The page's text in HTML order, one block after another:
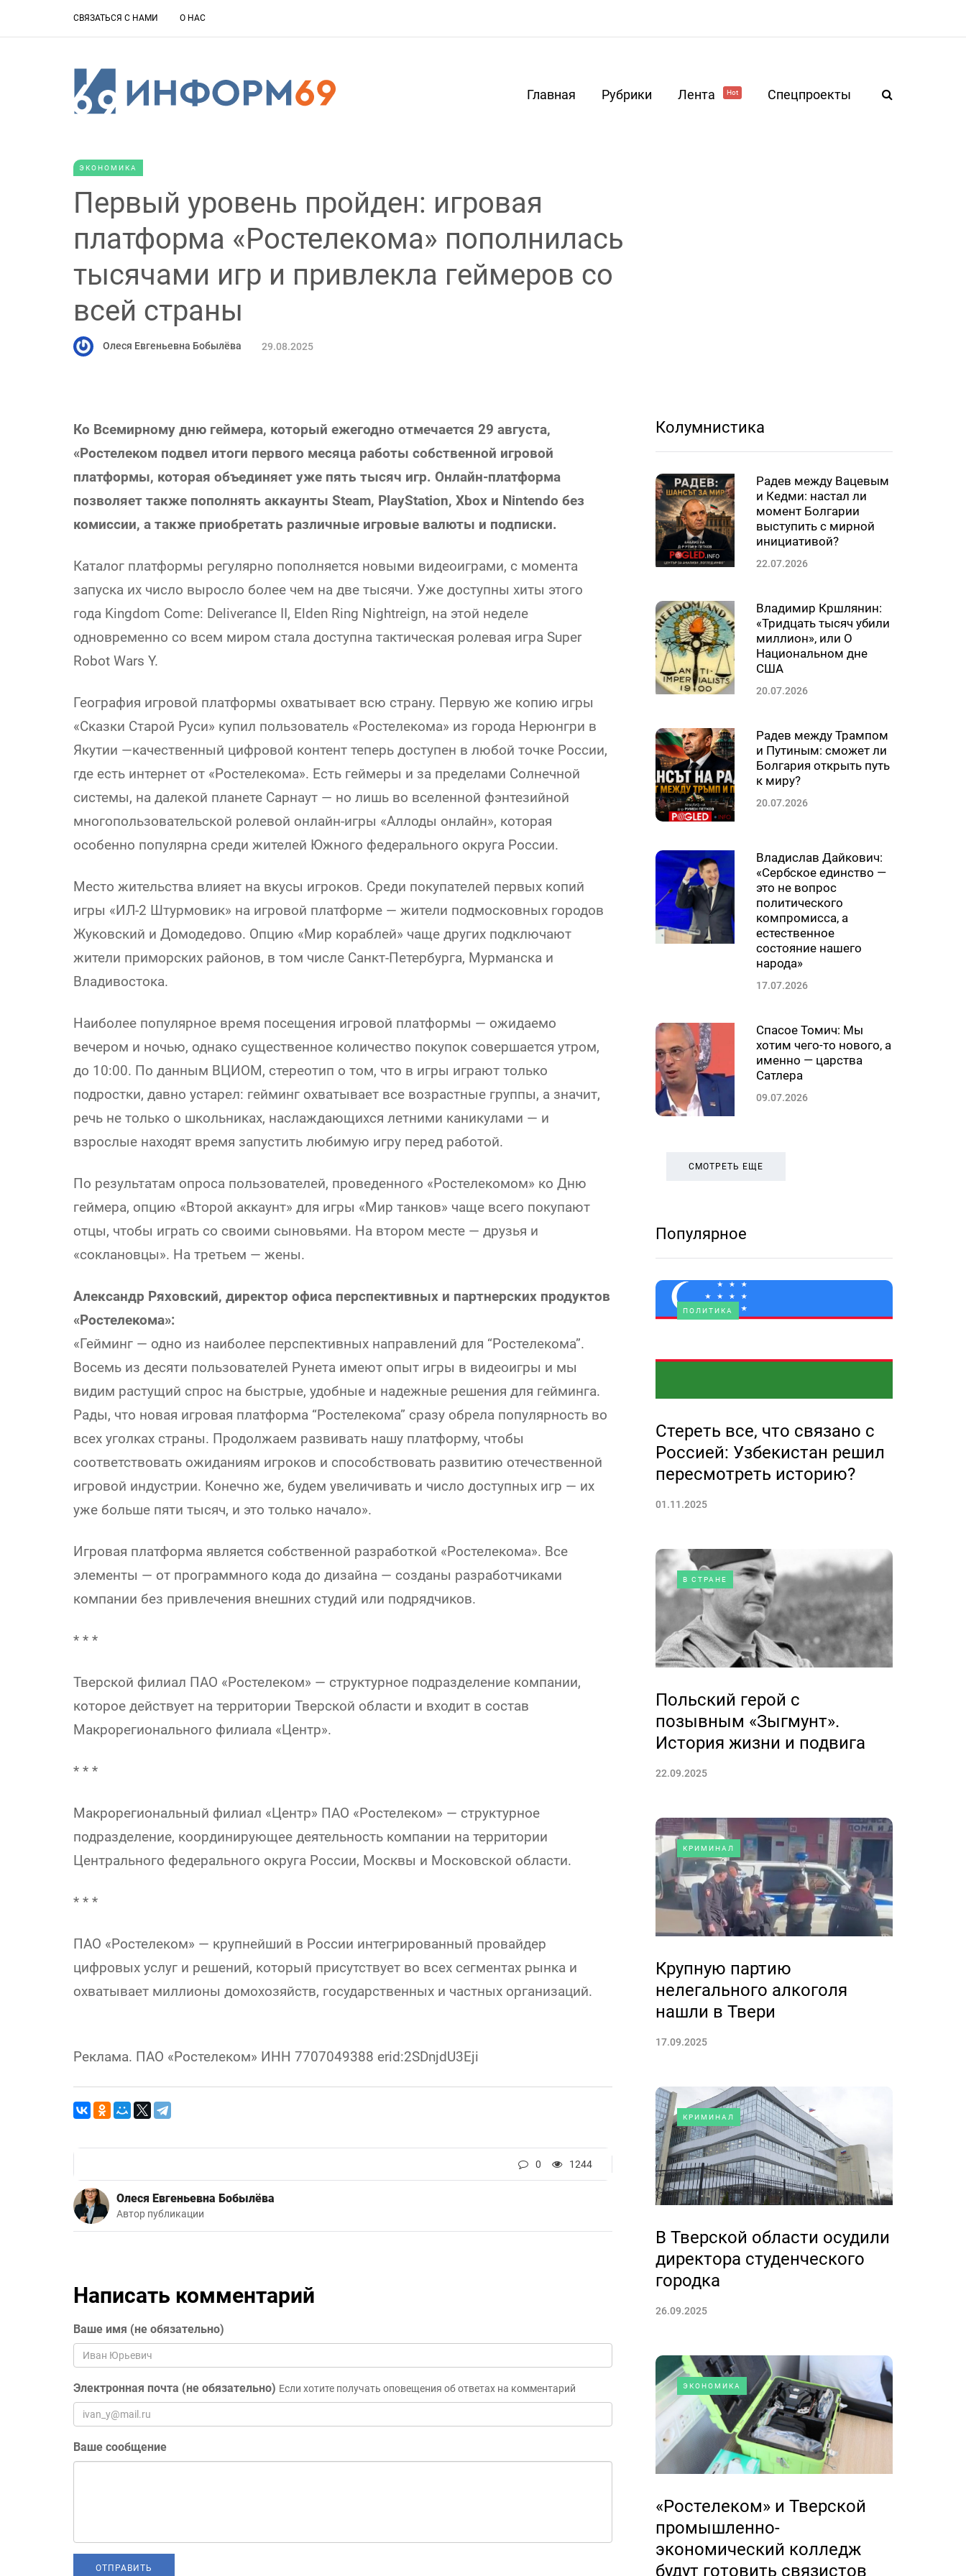
СВЯЗАТЬСЯ С НАМИ О НАС
Главная Рубрики Лента Hot Спецпроекты
ЭКОНОМИКА
Первый уровень пройден: игровая
платформа «Ростелекома» пополнилась
тысячами игр и привлекла геймеров со
всей страны
Олеся Евгеньевна Бобылёва 29.08.2025
Ко Всемирному дню геймера, который ежегодно отмечается 29 августа,
«Ростелеком подвел итоги первого месяца работы собственной игровой
платформы, которая объединяет уже пять тысяч игр. Онлайн-платформа
позволяет также пополнять аккаунты Steam, PlayStation, Xbox и Nintendo без
комиссии, а также приобретать различные игровые валюты и подписки.
Каталог платформы регулярно пополняется новыми видеоиграми, с момента
запуска их число выросло более чем на две тысячи. Уже доступны хиты этого
года Kingdom Come: Deliverance II, Elden Ring Nightreign, на этой неделе
одновременно со всем миром стала доступна тактическая ролевая игра Super
Robot Wars Y.
География игровой платформы охватывает всю страну. Первую же копию игры
«Сказки Старой Руси» купил пользователь «Ростелекома» из города Нерюнгри в
Якутии —качественный цифровой контент теперь доступен в любой точке России,
где есть интернет от «Ростелекома». Есть геймеры и за пределами Солнечной
системы, на далекой планете Сарнаут — но лишь во вселенной фэнтезийной
многопользовательской ролевой онлайн-игры «Аллоды онлайн», которая
особенно популярна среди жителей Южного федерального округа России.
Место жительства влияет на вкусы игроков. Среди покупателей первых копий
игры «ИЛ-2 Штурмовик» на игровой платформе — жители подмосковных городов
Жуковский и Домодедово. Опцию «Мир кораблей» чаще других подключают
жители приморских районов, в том числе Санкт-Петербурга, Мурманска и
Владивостока.
Наиболее популярное время посещения игровой платформы — ожидаемо
вечером и ночью, однако существенное количество покупок совершается утром,
до 10:00. По данным ВЦИОМ, стереотип о том, что в игры играют только
подростки, давно устарел: гейминг охватывает все возрастные группы, а значит,
речь не только о школьниках, наслаждающихся летними каникулами — и
взрослые находят время запустить любимую игру перед работой.
По результатам опроса пользователей, проведенного «Ростелекомом» ко Дню
геймера, опцию «Второй аккаунт» для игры «Мир танков» чаще всего покупают
отцы, чтобы играть со своими сыновьями. На втором месте — друзья и
«соклановцы». На третьем — жены.
Александр Ряховский, директор офиса перспективных и партнерских продуктов
«Ростелекома»:
«Гейминг — одно из наиболее перспективных направлений для “Ростелекома”.
Восемь из десяти пользователей Рунета имеют опыт игры в видеоигры и мы
видим растущий спрос на быстрые, удобные и надежные решения для гейминга.
Рады, что новая игровая платформа “Ростелекома” сразу обрела популярность во
всех уголках страны. Продолжаем развивать нашу платформу, чтобы
соответствовать ожиданиям игроков и способствовать развитию отечественной
игровой индустрии. Конечно же, будем увеличивать и число доступных игр — их
уже больше пяти тысяч, и это только начало».
Игровая платформа является собственной разработкой «Ростелекома». Все
элементы — от программного кода до дизайна — созданы разработчиками
компании без привлечения внешних студий или подрядчиков.
* * *
Тверской филиал ПАО «Ростелеком» — структурное подразделение компании,
которое действует на территории Тверской области и входит в состав
Макрорегионального филиала «Центр».
* * *
Макрорегиональный филиал «Центр» ПАО «Ростелеком» — структурное
подразделение, координирующее деятельность компании на территории
Центрального федерального округа России, Москвы и Московской области.
* * *
ПАО «Ростелеком» — крупнейший в России интегрированный провайдер
цифровых услуг и решений, который присутствует во всех сегментах рынка и
охватывает миллионы домохозяйств, государственных и частных организаций.
Реклама. ПАО «Ростелеком» ИНН 7707049388 erid:2SDnjdU3Eji
0 1244
Олеся Евгеньевна Бобылёва
Автор публикации
Написать комментарий
Ваше имя (не обязательно)
Электронная почта (не обязательно) Если хотите получать оповещения об ответах на комментарий
Ваше сообщение
Колумнистика
Радев между Вацевым
и Кедми: настал ли
момент Болгарии
выступить с мирной
инициативой?
22.07.2026
Владимир Кршлянин:
«Тридцать тысяч убили
миллион», или О
Национальном дне
США
20.07.2026
Радев между Трампом
и Путиным: сможет ли
Болгария открыть путь
к миру?
20.07.2026
Владислав Дайкович:
«Сербское единство —
это не вопрос
политического
компромисса, а
естественное
состояние нашего
народа»
17.07.2026
Спасое Томич: Мы
хотим чего-то нового, а
именно — царства
Сатлера
09.07.2026
СМОТРЕТЬ ЕЩЕ
Популярное
ПОЛИТИКА
Стереть все, что связано с
Россией: Узбекистан решил
пересмотреть историю?
01.11.2025
В СТРАНЕ
Польский герой с
позывным «Зыгмунт».
История жизни и подвига
22.09.2025
КРИМИНАЛ
Крупную партию
нелегального алкоголя
нашли в Твери
17.09.2025
КРИМИНАЛ
В Тверской области осудили
директора студенческого
городка
26.09.2025
ЭКОНОМИКА
«Ростелеком» и Тверской
промышленно-
экономический колледж
будут готовить связистов